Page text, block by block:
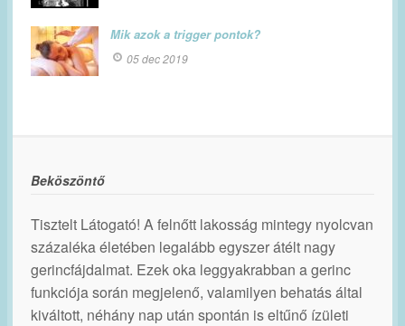
Mik azok a trigger pontok?
05 dec 2019
Beköszöntő
Tisztelt Látogató! A felnőtt lakosság mintegy nyolcvan
százaléka életében legalább egyszer átélt nagy
gerincfájdalmat. Ezek oka leggyakrabban a gerinc
funkciója során megjelenő, valamilyen behatás által
kiváltott, néhány nap után spontán is eltűnő ízületi